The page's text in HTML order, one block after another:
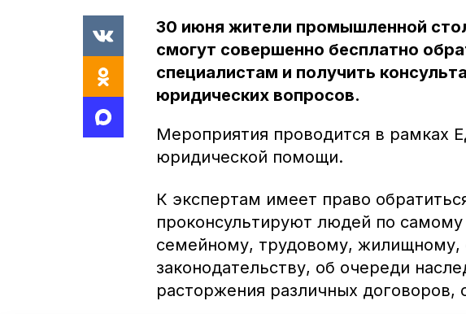
30 июня жители промышленной
смогут совершенно бесплатно
специалистам и получить
юридических вопросов.
Мероприятия проводится в рамках
юридической помощи.
К экспертам имеет право
проконсультируют людей по
семейному, трудовому, жилищному,
законодательству, об очереди
расторжения различных договоров,